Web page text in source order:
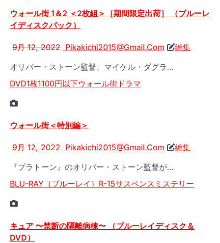
ウォール街 1＆2 ＜2枚組＞［期間限定出荷］ （ブルーレ
イディスクパック）
9月 12, 2022 Pikakichi2015@Gmail.Com
編集
オリバー・ストーン監督、マイケル・ダグラ…
DVD1枚1100円以下ウォール街 ドラマ
ウォール街＜特別編＞
9月 12, 2022 Pikakichi2015@Gmail.Com
編集
『プラトーン』のオリバー・ストーン監督が…
BLU-RAY（ブルーレイ） R-15サスペンス ミステリー
キュア 〜禁断の隔離病棟〜 （ブルーレイディスク＆
DVD）